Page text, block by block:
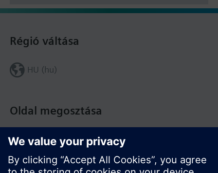
Oldal megosztása
Régió váltása
HU (hu)